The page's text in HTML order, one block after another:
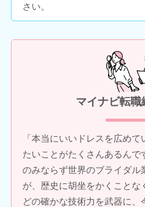
さい。
マイナビ転職
「本当にいいドレスを広め
たいことがたくさんあるんで
のみならず世界のブライダル
が、歴史に胡坐をかくことな
どの確かな技術力を武器に、